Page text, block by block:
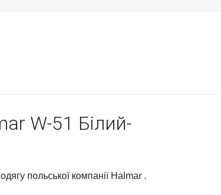
W-51 Білий-
польської компанії Halmar .